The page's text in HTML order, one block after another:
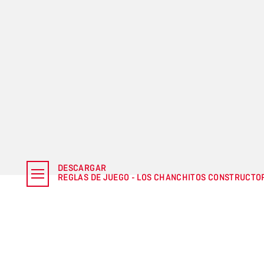
DESCARGAR
REGLAS DE JUEGO - LOS CHANCHITOS